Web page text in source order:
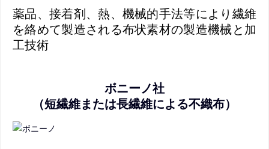
薬品、接着剤、熱、機械的手法等により繊維
を絡めて製造される布状素材の製造機械と加
工技術
ボニーノ社
（短繊維または長繊維による不織布）